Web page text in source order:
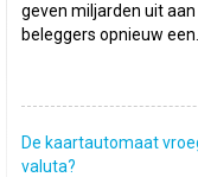
geven miljarden uit
beleggers opnieuw een..
De kaartautomaat
valuta?